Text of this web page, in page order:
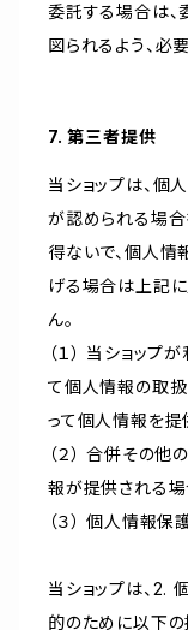
委託する場合は
図られるよう、必
7. 第三者提供
当ショップは、
が認められる場合
得ないで、個人情
げる場合は上記
ん。
（１） 当ショッ
て個人情報の取
って個人情報を
（２） 合併その
報が提供される
（３） 個人情報
当ショップは、2.
的のために以下